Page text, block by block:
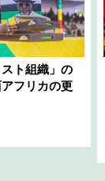
ト組織」の
フリカの更